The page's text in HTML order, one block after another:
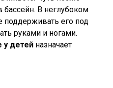
В неглубоком
поддерживать его под
руками и ногами.
у детей назначает